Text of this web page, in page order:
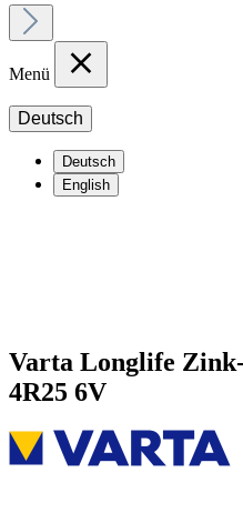
Menü
Deutsch
Deutsch
English
Varta Longlife
4R25 6V